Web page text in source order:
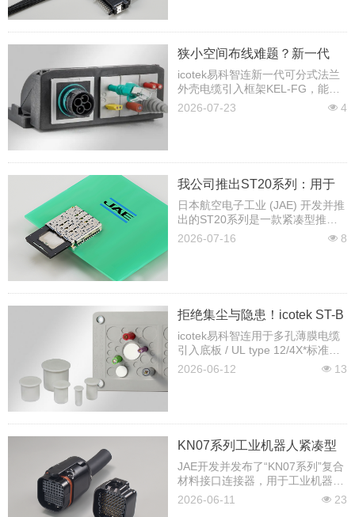
狭小空间布线难题？新一代
KEL-FG轻松破解
icotek易科智连新一代可分式法兰
外壳电缆引入框架KEL-FG，能够
轻松实现带插头电缆的90°角安 넶 4
2026-07-23
我公司推出ST20系列：用于
nanoSIM和microSD™卡的堆
叠式托盘组合连接器
日本航空电子工业 (JAE) 开发并推
出的ST20系列是一款紧凑型推拉
式托盘组合连接器，采用堆叠式双
넶 8
2026-07-16
拒绝集尘与隐患！icotek ST-B
堵头：专为密封各类刺穿薄膜
而生
icotek易科智连用于多孔薄膜电缆
引入底板 / UL type 12/4X*标准的
ST-B 堵头。
넶 13
2026-06-12
KN07系列工业机器人紧凑型
高密度复合连接器
JAE开发并发布了“KN07系列”复合
材料接口连接器，用于工业机器
人，实现了紧凑且高密度的设计，
넶 23
2026-06-11